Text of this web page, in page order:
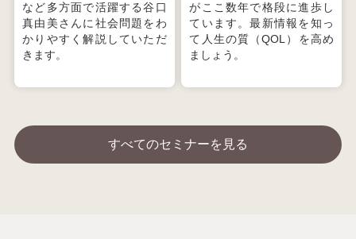
など多方面で活躍する谷口
真由美さんに社会問題をわ
かりやすく解説していただ
きます。
がここ数年で格段に進歩し
ています。最新情報を知っ
て人生の質（QOL）を高め
ましょう。
すべてのセミナーを見る